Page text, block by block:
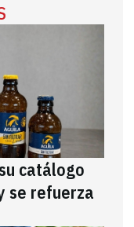
catálogo
se refuerza